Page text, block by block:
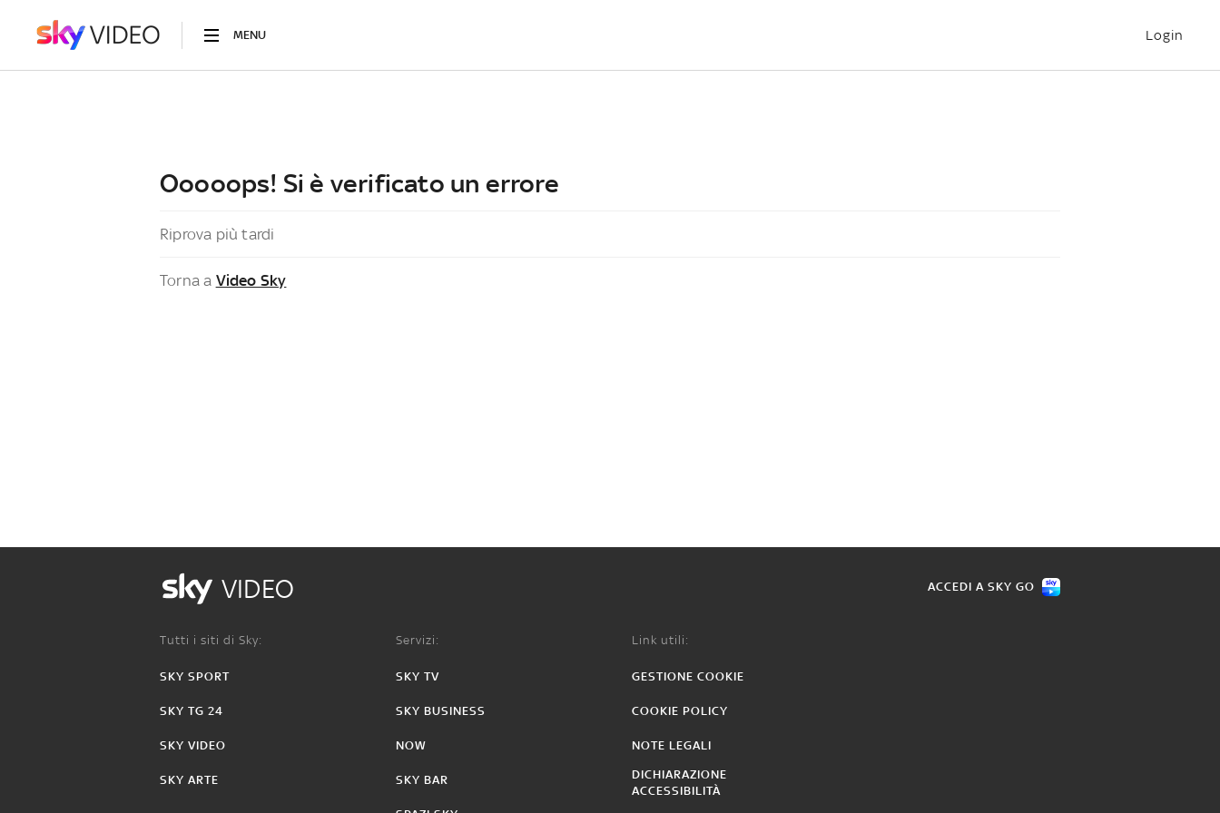
MENU Login
Ooooops! Si è verificato un errore
Riprova più tardi
Torna a Video Sky
VIDEO ACCEDI A SKY GO
Tutti i siti di Sky:
SKY SPORT
SKY TG 24
SKY VIDEO
SKY ARTE
Servizi:
SKY TV
SKY BUSINESS
NOW
SKY BAR
Link utili:
GESTIONE COOKIE
COOKIE POLICY
NOTE LEGALI
DICHIARAZIONE
ACCESSIBILITÀ